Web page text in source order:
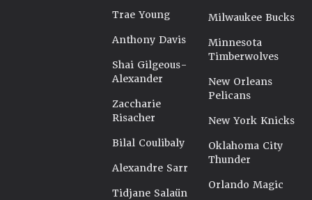
Trae Young
Anthony Davis
Shai Gilgeous-
Alexander
Zaccharie
Risacher
Bilal Coulibaly
Alexandre Sarr
Tidjane Salaün
Milwaukee Bucks
Minnesota
Timberwolves
New Orleans
Pelicans
New York Knicks
Oklahoma City
Thunder
Orlando Magic